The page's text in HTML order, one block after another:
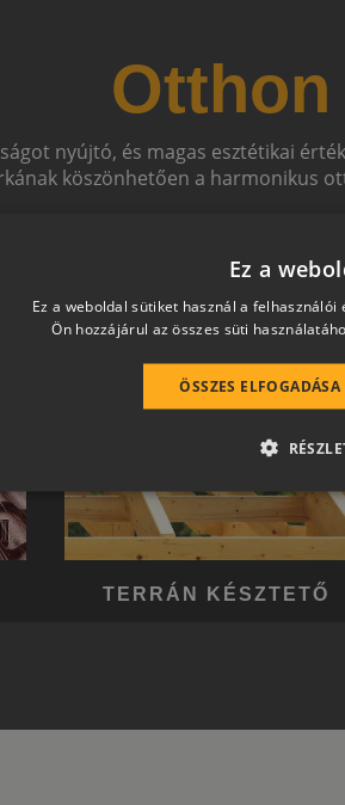
nyújtó, és magas esztétikai
köszönhetően a harmonikus
TERRÁN KÉSZTETŐ
Ez a
Ez a weboldal sütiket használ a
Ön hozzájárul az összes süti
ÖSSZES ELFOGADÁSA